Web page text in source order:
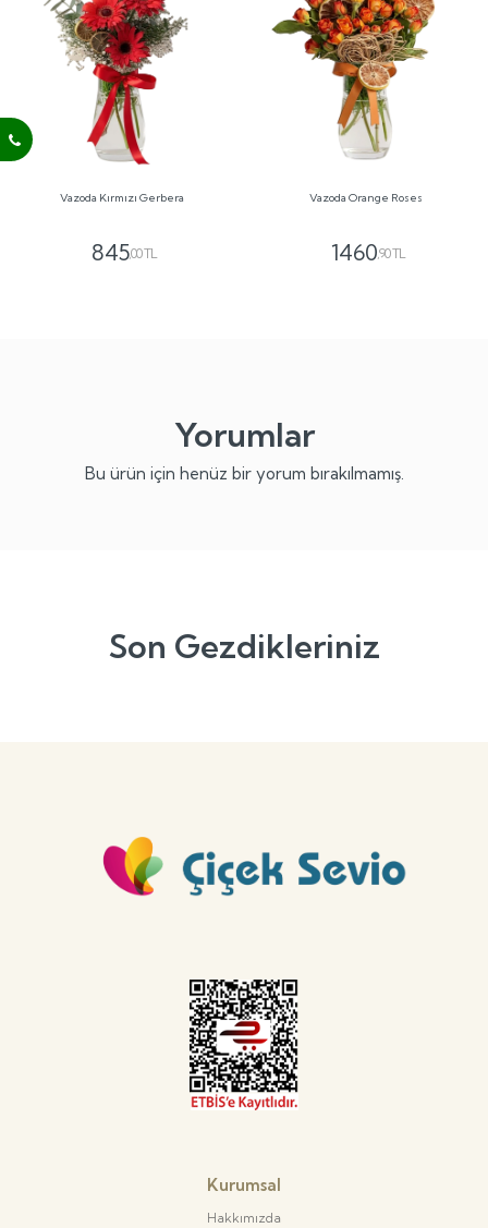
Vazoda Kırmızı Gerbera
845,00 TL
Vazoda Orange Roses
1460,90 TL
Yorumlar
Bu ürün için henüz bir yorum bırakılmamış.
Son Gezdikleriniz
Kurumsal
Hakkımızda